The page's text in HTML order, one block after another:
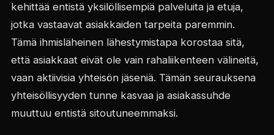
kehittää entistä yksilöllisempiä palveluita ja etuja,
jotka vastaavat asiakkaiden tarpeita paremmin.
Tämä ihmisläheinen lähestymistapa korostaa sitä,
että asiakkaat eivät ole vain rahaliikenteen välineitä,
vaan aktiivisia yhteisön jäseniä. Tämän seurauksena
yhteisöllisyyden tunne kasvaa ja asiakassuhde
muuttuu entistä sitoutuneemmaksi.